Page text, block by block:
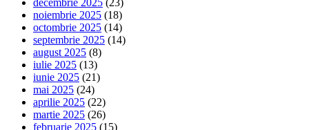
decembrie 2025 (23)
noiembrie 2025 (18)
octombrie 2025 (14)
septembrie 2025 (14)
august 2025 (8)
iulie 2025 (13)
iunie 2025 (21)
mai 2025 (24)
aprilie 2025 (22)
martie 2025 (26)
februarie 2025 (15)